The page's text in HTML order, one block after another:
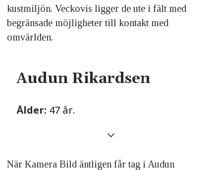
kustmiljön. Veckovis ligger de ute i fält med
begränsade möjligheter till kontakt med
omvärlden.
Audun Rikardsen
Ålder: 47 år.
Skulsfjorden utanför Tromsø i
När Kamera Bild äntligen får tag i Audun